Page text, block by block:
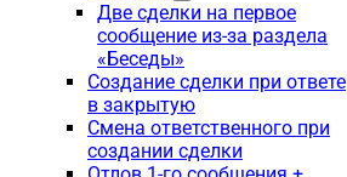
Две сделки на первое
сообщение из-за раздела
«Беседы»
Создание сделки при ответе
в закрытую
Смена ответственного при
создании сделки